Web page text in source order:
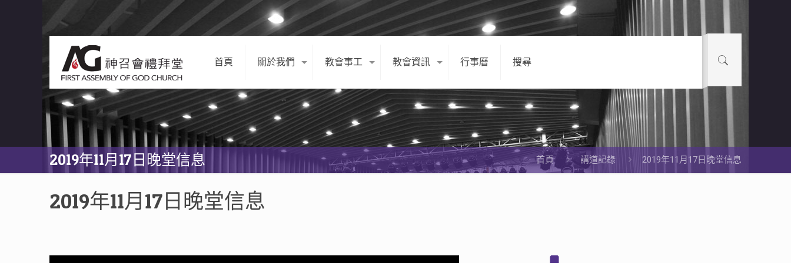
首頁 關於我們 教會事工 教會資訊 行事曆 搜尋
2019年11月17日晚堂信息 首頁 講道記錄 2019年11月17日晚堂信息
2019年11月17日晚堂信息